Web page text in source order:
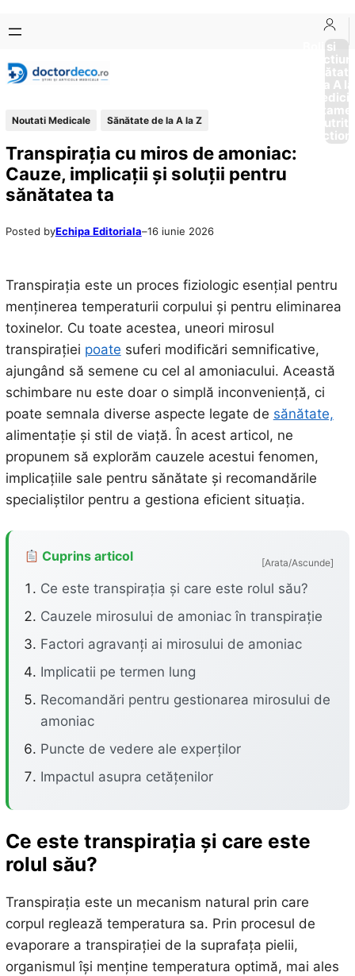
conținut
content
Boli si
Afectiuni
Sănătate
de la A
Noutati Medicale Sănătate de la A la Z
Transpirația cu miros de amoniac:
Cauze, implicații și soluții pentru
sănătatea ta
Posted byEchipa Editoriala–16 iunie 2026
Transpirația este un proces fiziologic esențial pentru
menținerea temperaturii corpului și pentru eliminarea
toxinelor. Cu toate acestea, uneori mirosul
transpirației poate suferi modificări semnificative,
ajungând să semene cu cel al amoniacului. Această
schimbare nu este doar o simplă inconveniență, ci
poate semnala diverse aspecte legate de sănătate,
alimentație și stil de viață. În acest articol, ne
propunem să explorăm cauzele acestui fenomen,
implicațiile sale pentru sănătate și recomandările
specialiștilor pentru a gestiona eficient situația.
Cuprins articol [Arata/Ascunde]
Ce este transpirația și care este rolul său?
Cauzele mirosului de amoniac în transpirație
Factori agravanți ai mirosului de amoniac
Implicatii pe termen lung
Recomandări pentru gestionarea mirosului de
amoniac
Puncte de vedere ale experților
Impactul asupra cetățenilor
Ce este transpirația și care este
rolul său?
Transpirația este un mecanism natural prin care
corpul reglează temperatura sa. Prin procesul de
evaporare a transpirației de la suprafața pielii,
organismul își menține temperatura optimă, mai ales